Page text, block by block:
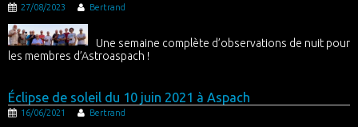
27/08/2023 Bertrand
Une semaine complète d’observations de nuit pour
les membres d’Astroaspach !
Éclipse de soleil du 10 juin 2021 à Aspach
16/06/2021 Bertrand